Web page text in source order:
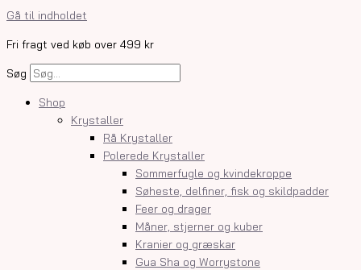
Gå til indholdet
Fri fragt ved køb over 499 kr
Søg
Shop
Krystaller
Rå Krystaller
Polerede Krystaller
Sommerfugle og kvindekroppe
Søheste, delfiner, fisk og skildpadder
Feer og drager
Måner, stjerner og kuber
Kranier og græskar
Gua Sha og Worrystone